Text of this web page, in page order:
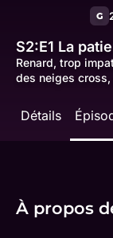
G
S2:E1 La
Renard, trop
des neiges
Détails
À propos